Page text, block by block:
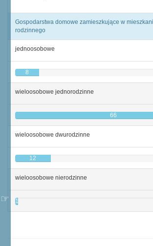
Gospodarstwa domowe zamieszkujące w
rodzinnego
jednoosobowe
8
wieloosobowe jednorodzinne
66
wieloosobowe dwurodzinne
12
wieloosobowe nierodzinne
1